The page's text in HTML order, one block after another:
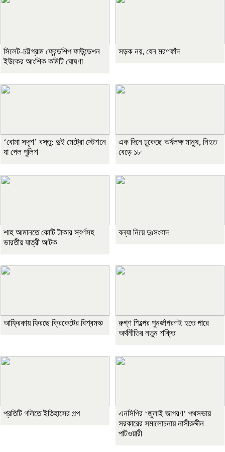
সিলেট-চট্টগ্রাম ফ্রেন্ডশিপ ফাউন্ডেশন
ইউকের আংশিক কমিটি ঘোষণা
সড়ক নয়, যেন মরণফাঁদ
‘বোমা সদৃশ’ বস্তু: দুই মেট্রো স্টেশনে
যা পেল পুলিশ
এক দিনে ঢুকেছে অর্ধলক্ষ মানুষ, নিহত
বেড়ে ১৮
শাহ আমানতে কোটি টাকার স্বর্ণসহ
ভারতীয় যাত্রী আটক
বন্যা নিয়ে দুঃসংবাদ
আফ্রিকায় ফিরছে ক্রিকেটের বিশ্বমঞ্চ
রুগ্ণ শিল্পের পুনর্জাগরণই হতে পারে
অর্থনীতির নতুন শক্তি
প্রতিটি গলিতে ইতিহাসের গল্প
এনসিপির ‘জুলাই জাগরণ’ পথসভায়
সরকারের সমালোচনায় নাসীরুদ্দীন
পাটওয়ারী